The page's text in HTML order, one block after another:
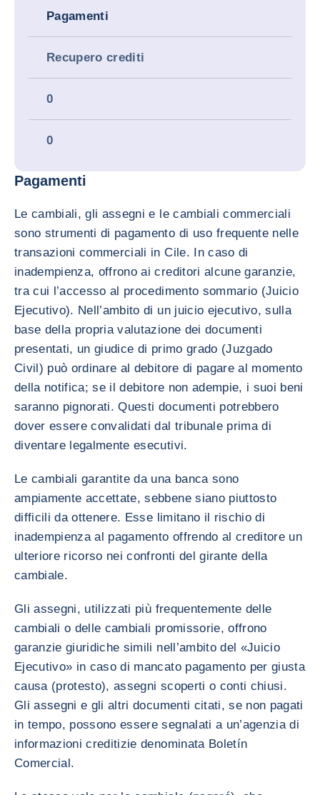
Pagamenti
Recupero crediti
0
0
Pagamenti
Le cambiali, gli assegni e le cambiali commerciali
sono strumenti di pagamento di uso frequente nelle
transazioni commerciali in Cile. In caso di
inadempienza, offrono ai creditori alcune garanzie,
tra cui l’accesso al procedimento sommario (Juicio
Ejecutivo). Nell’ambito di un juicio ejecutivo, sulla
base della propria valutazione dei documenti
presentati, un giudice di primo grado (Juzgado
Civil) può ordinare al debitore di pagare al momento
della notifica; se il debitore non adempie, i suoi beni
saranno pignorati. Questi documenti potrebbero
dover essere convalidati dal tribunale prima di
diventare legalmente esecutivi.
Le cambiali garantite da una banca sono
ampiamente accettate, sebbene siano piuttosto
difficili da ottenere. Esse limitano il rischio di
inadempienza al pagamento offrendo al creditore un
ulteriore ricorso nei confronti del girante della
cambiale.
Gli assegni, utilizzati più frequentemente delle
cambiali o delle cambiali promissorie, offrono
garanzie giuridiche simili nell’ambito del «Juicio
Ejecutivo» in caso di mancato pagamento per giusta
causa (protesto), assegni scoperti o conti chiusi.
Gli assegni e gli altri documenti citati, se non pagati
in tempo, possono essere segnalati a un’agenzia di
informazioni creditizie denominata Boletín
Comercial.